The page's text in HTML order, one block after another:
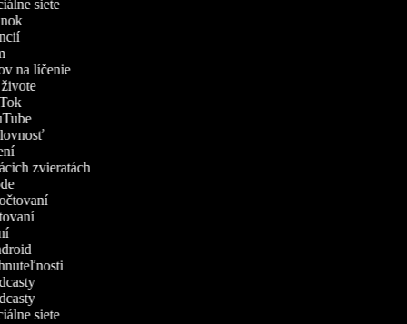
siete
na líčenie
zvieratách
siete